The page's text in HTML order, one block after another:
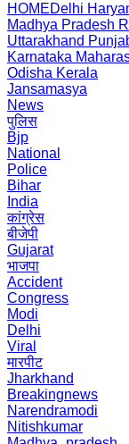
HOMEDelhi
Madhya Pradesh
Uttarakhand
Karnataka
Odisha Kerala
Jansamasya
News
पुलिस
Bjp
National
Police
Bihar
India
कांग्रेस
बीजेपी
Gujarat
भाजपा
Accident
Congress
Modi
Delhi
Viral
मारपीट
Jharkhand
Breakingnews
Narendramodi
Nitishkumar